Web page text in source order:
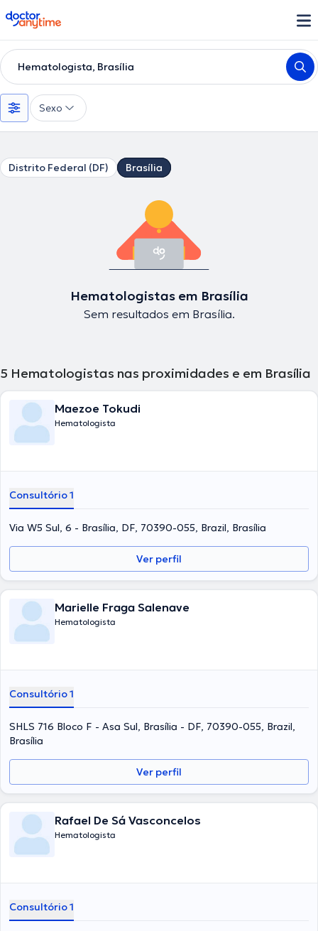
doctoranytime
Hematologista, Brasília
Sexo
Distrito Federal (DF) Brasília
Hematologistas em Brasília
Sem resultados em Brasília.
5 Hematologistas nas proximidades e em Brasília
Maezoe Tokudi
Hematologista
Consultório 1
Via W5 Sul, 6 - Brasília, DF, 70390-055, Brazil, Brasília
Ver perfil
Marielle Fraga Salenave
Hematologista
Consultório 1
SHLS 716 Bloco F - Asa Sul, Brasília - DF, 70390-055, Brazil,
Brasília
Ver perfil
Rafael De Sá Vasconcelos
Hematologista
Consultório 1